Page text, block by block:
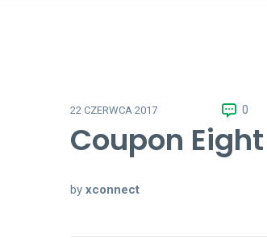
22 CZERWCA 2017 0
Coupon Eight
by xconnect